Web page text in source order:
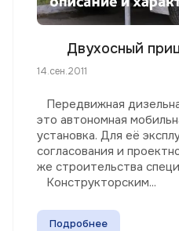
Двухосный
14.сен.2011
Передвижная
это автономная
установка. Для её
согласования и
же строительства
Конструкторским...
Подробнее